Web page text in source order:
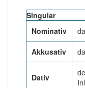
Häufigkeit: 6 von
Wörter mit
Wörter mit
Singular
Nominativ
Akkusativ
Dativ